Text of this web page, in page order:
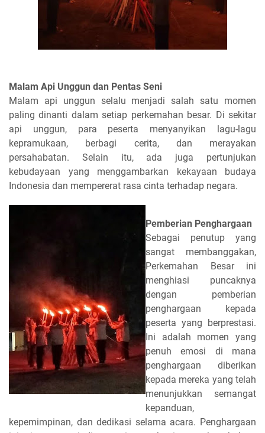
Malam Api Unggun dan Pentas Seni
Malam api unggun selalu menjadi salah satu momen
paling dinanti dalam setiap perkemahan besar. Di sekitar
api unggun, para peserta menyanyikan lagu-lagu
kepramukaan, berbagi cerita, dan merayakan
persahabatan. Selain itu, ada juga pertunjukan
kebudayaan yang menggambarkan kekayaan budaya
Indonesia dan mempererat rasa cinta terhadap negara.
Pemberian Penghargaan
Sebagai penutup yang
sangat membanggakan,
Perkemahan Besar ini
menghiasi puncaknya
dengan pemberian
penghargaan kepada
peserta yang berprestasi.
Ini adalah momen yang
penuh emosi di mana
penghargaan diberikan
kepada mereka yang telah
menunjukkan semangat
kepanduan,
kepemimpinan, dan dedikasi selama acara. Penghargaan